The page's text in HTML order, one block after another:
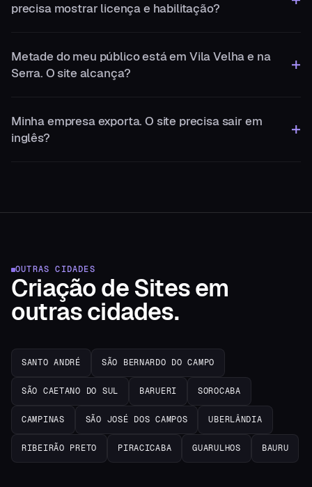
precisa mostrar licença e habilitação?
Metade do meu público está em Vila Velha e na
Serra. O site alcança?
Minha empresa exporta. O site precisa sair em
inglês?
OUTRAS CIDADES
Criação de Sitesem
outras cidades.
SANTO ANDRÉ SÃO BERNARDO DO CAMPO
SÃO CAETANO DO SUL BARUERI SOROCABA
CAMPINAS SÃO JOSÉ DOS CAMPOS UBERLÂNDIA
RIBEIRÃO PRETO PIRACICABA GUARULHOS BAURU